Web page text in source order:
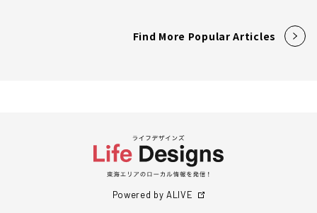
Find More Popular Articles
Powered by ALIVE